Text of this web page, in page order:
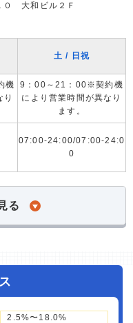
０ 大和ビル２Ｆ
土 / 日祝
機
り
9：00～21：00※契約機
により営業時間が異なり
ます。
07:00-24:00/07:00-24:0
0
る
2.5%〜18.0%